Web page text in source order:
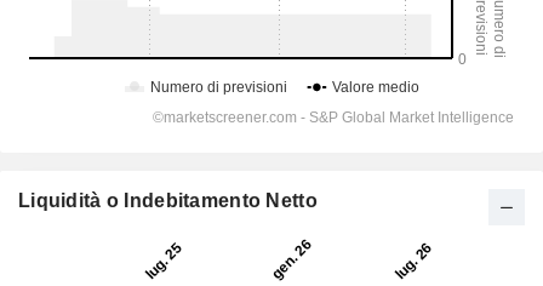
Liquidità o Indebitamento Netto